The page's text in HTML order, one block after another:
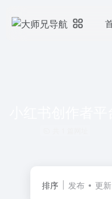
排序 发布 更新